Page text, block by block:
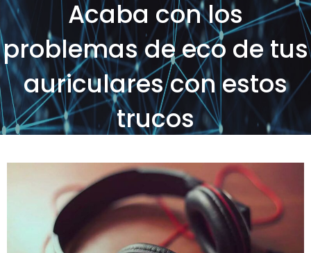
Acaba con los
problemas de eco de tus
auriculares con estos
trucos